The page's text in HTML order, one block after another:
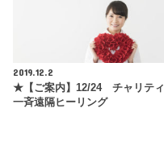
2019.12.2
★【ご案内】12/24 チャリティ
一斉遠隔ヒーリング